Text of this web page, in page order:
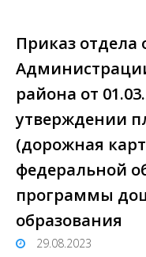
Приказ отдела
района от
утверждении
(дорожная
федеральной
программы
образования
29.08.2023